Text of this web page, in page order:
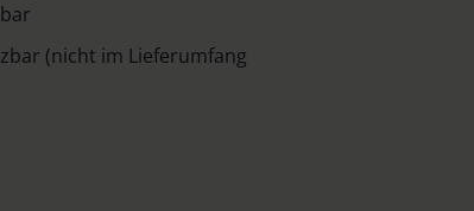
(nicht im Lieferumfang